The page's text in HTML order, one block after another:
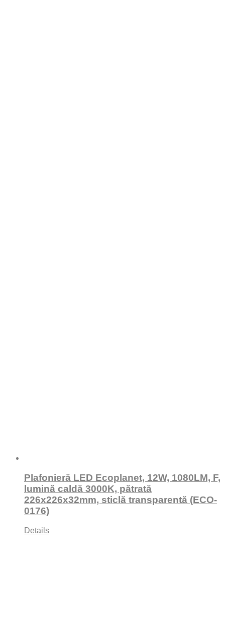
Plafonieră LED Ecoplanet, 12W, 1080LM, F,
lumină caldă 3000K, pătrată
226x226x32mm, sticlă transparentă (ECO-
0176)
Details